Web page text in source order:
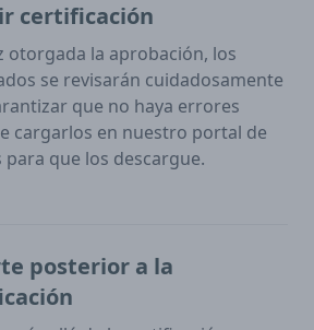
certificación
otorgada la aprobación, los
se revisarán cuidadosamente
que no haya errores
cargarlos en nuestro portal de
para que los descargue.
posterior a la